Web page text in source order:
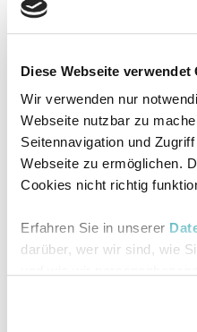
Diese Webseite verwendet
Wir verwenden nur
Webseite nutzbar zu
Seitennavigation und
Webseite zu ermöglichen.
Cookies nicht richtig
Erfahren Sie in unserer
darüber, wer wir sind, wie